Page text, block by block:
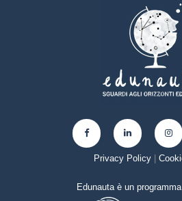
Privacy Policy|
Edunauta è un